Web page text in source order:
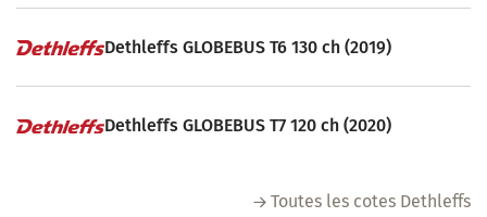
Dethleffs GLOBEBUS T6 130 ch (2019)
Dethleffs GLOBEBUS T7 120 ch (2020)
Toutes les cotes Dethleffs